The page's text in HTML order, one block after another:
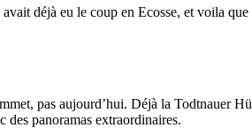
déjà eu le coup en Ecosse, et voila
pas aujourd’hui. Déjà la Todtnauer
des panoramas extraordinaires.